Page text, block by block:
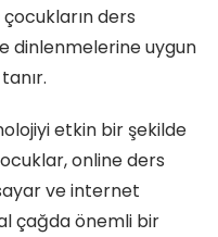
ders
dinlenmelerine uygun
etkin bir şekilde
online ders
ve internet
çağda önemli bir